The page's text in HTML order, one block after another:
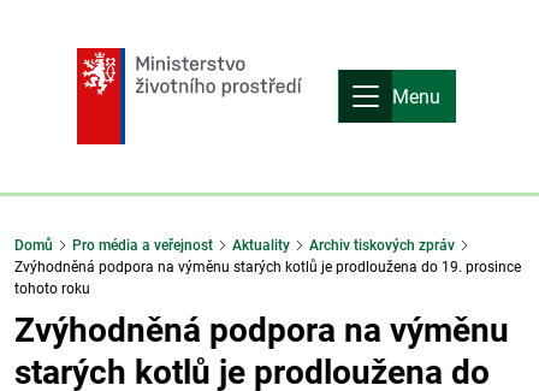
Menu
Domů Pro média a veřejnost Aktuality
Archiv tiskových zpráv
Zvýhodněná podpora na výměnu starých kotlů je prodloužena do 19. prosince
tohoto roku
Zvýhodněná podpora na výměnu
starých kotlů je prodloužena do